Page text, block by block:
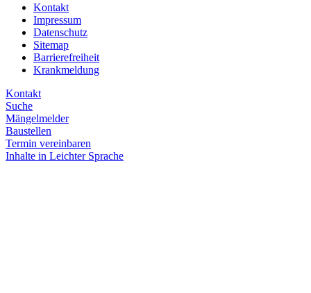
Kontakt
Impressum
Datenschutz
Sitemap
Barrierefreiheit
Krankmeldung
Kontakt
Suche
Mängelmelder
Baustellen
Termin vereinbaren
Inhalte in Leichter Sprache